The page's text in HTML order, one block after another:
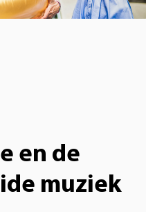
en de
muziek